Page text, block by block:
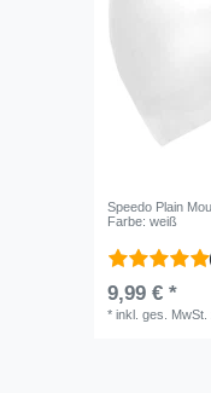
Speedo Plain
Farbe: weiß
9,99 € *
*inkl. ges. MwSt.